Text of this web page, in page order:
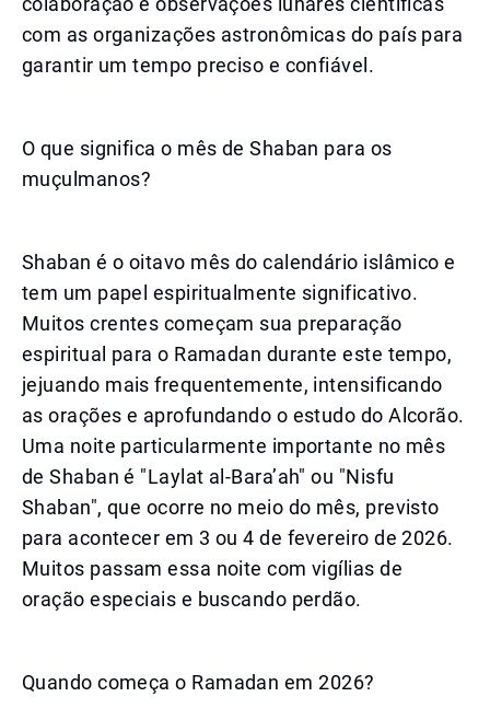
com as organizações astronômicas do país para
garantir um tempo preciso e confiável.
O que significa o mês de Shaban para os
muçulmanos?
Shaban é o oitavo mês do calendário islâmico e
tem um papel espiritualmente significativo.
Muitos crentes começam sua preparação
espiritual para o Ramadan durante este tempo,
jejuando mais frequentemente, intensificando
as orações e aprofundando o estudo do Alcorão.
Uma noite particularmente importante no mês
de Shaban é "Laylat al-Bara’ah" ou "Nisfu
Shaban", que ocorre no meio do mês, previsto
para acontecer em 3 ou 4 de fevereiro de 2026.
Muitos passam essa noite com vigílias de
oração especiais e buscando perdão.
Quando começa o Ramadan em 2026?